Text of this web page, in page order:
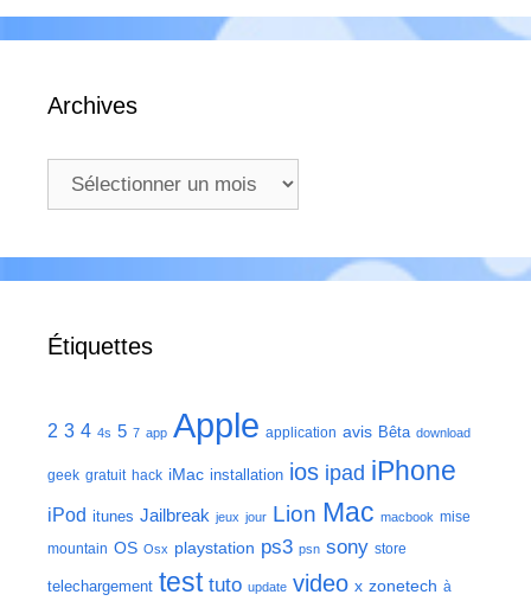
Archives
Archives
Étiquettes
2 3 4 4s 5 7 app Apple application avis Bêta download
geek gratuit hack iMac installation ios ipad iPhone
iPod itunes Jailbreak jeux jour Lion Mac macbook mise
mountain OS Osx playstation ps3 psn sony store
telechargement test tuto update video x zonetech à